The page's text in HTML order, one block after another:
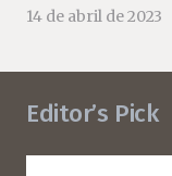
14 de abril de 2023
Editor’s Pick